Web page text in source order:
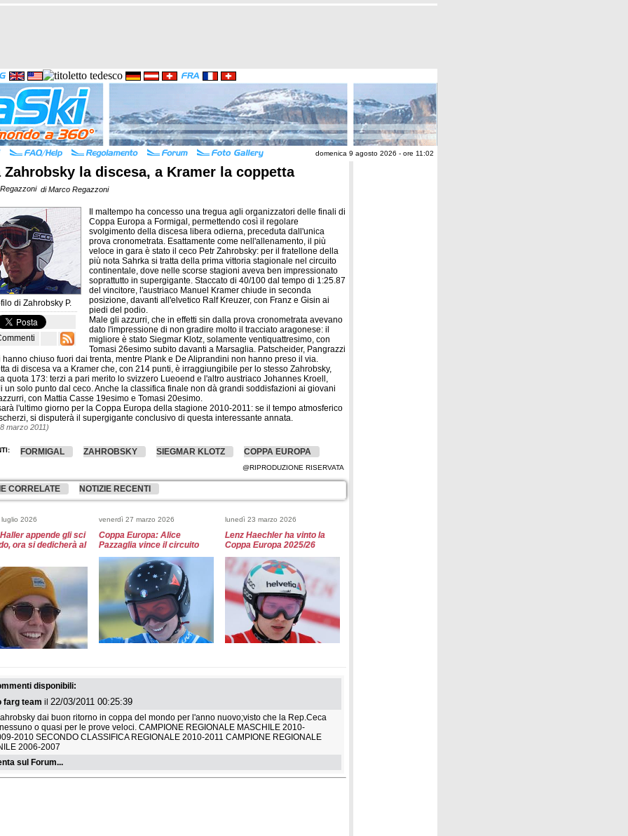
domenica 9 agosto 2026 - ore 11:02
Zahrobsky la discesa, a Kramer la coppetta
di Marco Regazzoni
di Zahrobsky P.
Il maltempo ha concesso una tregua agli organizzatori delle finali di
Coppa Europa a Formigal, permettendo così il regolare
svolgimento della discesa libera odierna, preceduta dall'unica
prova cronometrata. Esattamente come nell'allenamento, il più
veloce in gara è stato il ceco Petr Zahrobsky: per il fratellone della
più nota Sahrka si tratta della prima vittoria stagionale nel circuito
continentale, dove nelle scorse stagioni aveva ben impressionato
soprattutto in supergigante. Staccato di 40/100 dal tempo di 1:25.87
del vincitore, l'austriaco Manuel Kramer chiude in seconda
posizione, davanti all'elvetico Ralf Kreuzer, con Franz e Gisin ai
piedi del podio.
Male gli azzurri, che in effetti sin dalla prova cronometrata avevano
dato l'impressione di non gradire molto il tracciato aragonese: il
migliore è stato Siegmar Klotz, solamente ventiquattresimo, con
Tomasi 26esimo subito davanti a Marsaglia. Patscheider, Pangrazzi
hanno chiuso fuori dai trenta, mentre Plank e De Aliprandini non hanno preso il via.
di discesa va a Kramer che, con 214 punti, è irraggiungibile per lo stesso Zahrobsky,
quota 173: terzi a pari merito lo svizzero Lueoend e l'altro austriaco Johannes Kroell,
un solo punto dal ceco. Anche la classifica finale non dà grandi soddisfazioni ai giovani
con Mattia Casse 19esimo e Tomasi 20esimo.
l'ultimo giorno per la Coppa Europa della stagione 2010-2011: se il tempo atmosferico
si disputerà il supergigante conclusivo di questa interessante annata.
marzo 2011)
FORMIGAL ZAHROBSKY SIEGMAR KLOTZ COPPA EUROPA
@RIPRODUZIONE RISERVATA
CORRELATE NOTIZIE RECENTI
2026
appende gli sci
ora si dedicherà al
venerdì 27 marzo 2026
Coppa Europa: Alice
Pazzaglia vince il circuito
lunedì 23 marzo 2026
Lenz Haechler ha vinto la
Coppa Europa 2025/26
e copppa; Thaler fa
disponibili:
farg team il 22/03/2011 00:25:39
dai buon ritorno in coppa del mondo per l'anno nuovo;visto che la Rep.Ceca
o quasi per le prove veloci. CAMPIONE REGIONALE MASCHILE 2010-
2010 SECONDO CLASSIFICA REGIONALE 2010-2011 CAMPIONE REGIONALE
2006-2007
sul Forum...